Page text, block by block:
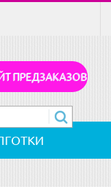
ПРЕДЗАКАЗОВ